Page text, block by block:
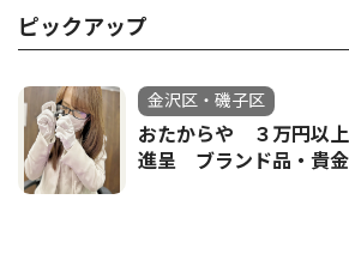
ピックアップ
金沢区・磯子区
おたからや ３万円以上
進呈 ブランド品・貴